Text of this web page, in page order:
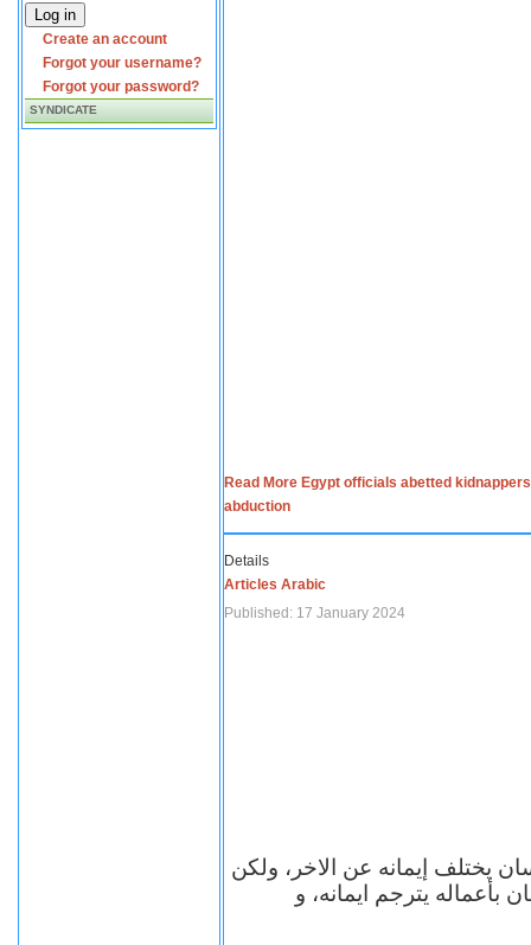
Log in
Create an account
Forgot your username?
Forgot your password?
SYNDICATE
Read More Egypt officials abetted
abduction
Details
Articles Arabic
Published: 17 January 2024
يختلف إيمانه عن الاخر، ولكن
بأعماله يترجم ايمانه، و